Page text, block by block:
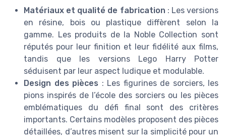
Matériaux et qualité de fabrication : Les versions
en résine, bois ou plastique diffèrent selon la
gamme. Les produits de la Noble Collection sont
réputés pour leur finition et leur fidélité aux films,
tandis que les versions Lego Harry Potter
séduisent par leur aspect ludique et modulable.
Design des pièces : Les figurines de sorciers, les
pions inspirés de l’école des sorciers ou les pièces
emblématiques du défi final sont des critères
importants. Certains modèles proposent des pièces
détaillées, d’autres misent sur la simplicité pour un